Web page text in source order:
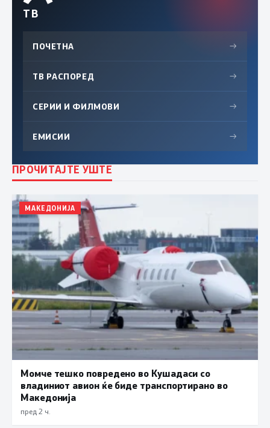
ТВ
ПОЧЕТНА →
ТВ РАСПОРЕД →
СЕРИИ И ФИЛМОВИ →
ЕМИСИИ →
ПРОЧИТАЈТЕ УШТЕ
МАКЕДОНИЈА
Момче тешко повредено во Кушадаси со
владиниот авион ќе биде транспортирано во
Македонија
пред 2 ч.